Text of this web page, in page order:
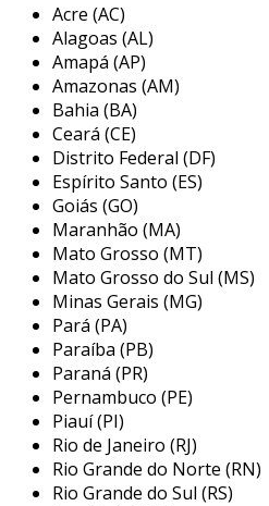
roupas e estilos de exposição.
de madeira, outros de plástico
oferecendo opções que variam
e estética. o uso apropriado de
além de preservar as roupas,
experiência do cliente,
agradável e atraente.
tipos de cabides para
os cabides disponíveis no
projetados para atender a
necessidades do setor de moda.
cabide correto pode influenciar
os produtos são apresentados e
impressionam os
mais comuns, encontramos:
cabides de madeira:são
oferecem um visual
Acre (AC)
Alagoas (AL)
Amapá (AP)
Amazonas (AM)
Bahia (BA)
Ceará (CE)
Distrito Federal (DF)
Espírito Santo (ES)
Goiás (GO)
Maranhão (MA)
Mato Grosso (MT)
Mato Grosso do Sul (MS)
Minas Gerais (MG)
Pará (PA)
Paraíba (PB)
Paraná (PR)
Pernambuco (PE)
Piauí (PI)
Rio de Janeiro (RJ)
Rio Grande do Norte (RN)
Rio Grande do Sul (RS)